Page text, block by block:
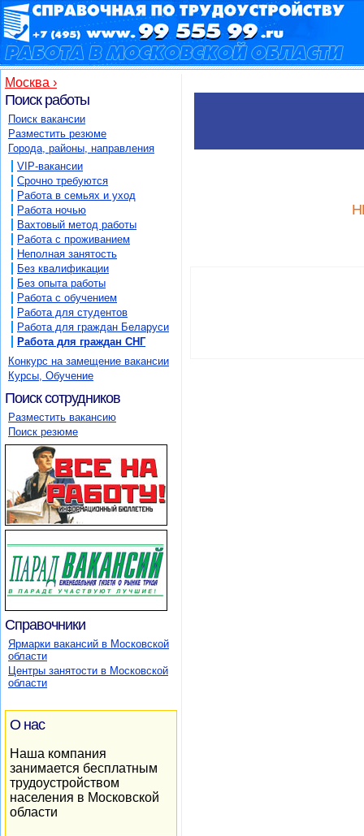
Москва ›
Поиск работы
Поиск вакансии
Разместить резюме
Города, районы, направления
VIP-вакансии
Срочно требуются
Работа в семьях и уход
Работа ночью
Вахтовый метод работы
Работа с проживанием
Неполная занятость
Без квалификации
Без опыта работы
Работа с обучением
Работа для студентов
Работа для граждан Беларуси
Работа для граждан СНГ
Конкурс на замещение вакансии
Курсы, Обучение
Поиск сотрудников
Разместить вакансию
Поиск резюме
Справочники
Ярмарки вакансий в Московской
области
Центры занятости в Московской
области
О нас
Наша компания
занимается бесплатным
трудоустройством
населения в Московской
области